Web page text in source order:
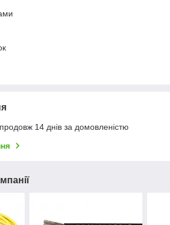
14 днів за домовленістю